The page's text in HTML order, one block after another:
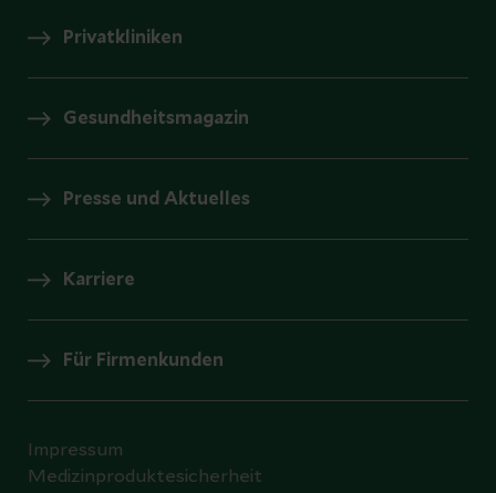
Privatkliniken
Gesundheitsmagazin
Presse und Aktuelles
Karriere
Für Firmenkunden
Impressum
Medizinproduktesicherheit